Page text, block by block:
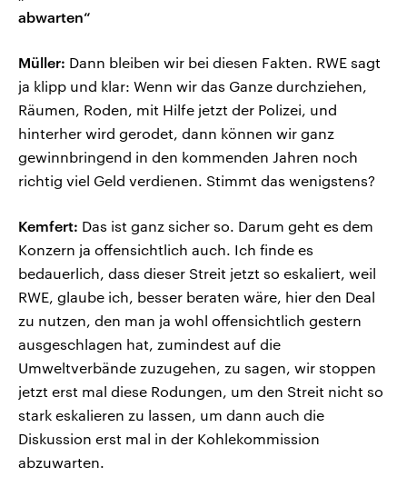
abwarten“
Müller: Dann bleiben wir bei diesen Fakten. RWE sagt
ja klipp und klar: Wenn wir das Ganze durchziehen,
Räumen, Roden, mit Hilfe jetzt der Polizei, und
hinterher wird gerodet, dann können wir ganz
gewinnbringend in den kommenden Jahren noch
richtig viel Geld verdienen. Stimmt das wenigstens?
Kemfert: Das ist ganz sicher so. Darum geht es dem
Konzern ja offensichtlich auch. Ich finde es
bedauerlich, dass dieser Streit jetzt so eskaliert, weil
RWE, glaube ich, besser beraten wäre, hier den Deal
zu nutzen, den man ja wohl offensichtlich gestern
ausgeschlagen hat, zumindest auf die
Umweltverbände zuzugehen, zu sagen, wir stoppen
jetzt erst mal diese Rodungen, um den Streit nicht so
stark eskalieren zu lassen, um dann auch die
Diskussion erst mal in der Kohlekommission
abzuwarten.